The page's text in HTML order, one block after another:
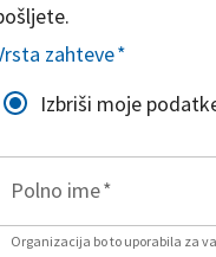
zahteve*
Izbriši moje
Polno ime*
Organizacija bo to uporabila za